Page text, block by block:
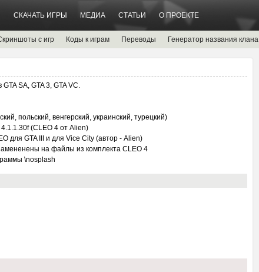
СКАЧАТЬ ИГРЫ МЕДИА СТАТЬИ О ПРОЕКТЕ
с игр Коды к играм Переводы Генератор названия клана
SA, GTA 3, GTA VC.
польский, венгерский, украинский, турецкий)
(CLEO 4 от Alien)
для GTA III и для Vice City (автор - Alien)
на файлы из комплекта CLEO 4
\nosplash